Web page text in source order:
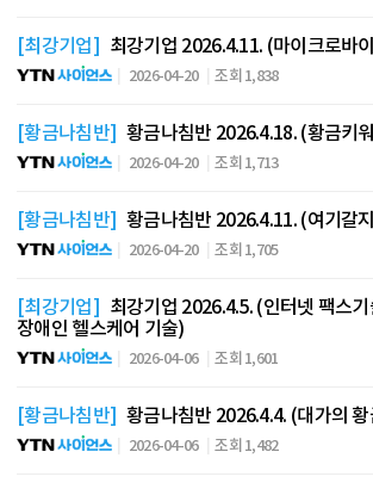
[최강기업] 최강기업 2026.4.11. (마이크로바
2026-04-20 조회 1,838
[황금나침반] 황금나침반 2026.4.18. (황금키
2026-04-20 조회 1,713
[황금나침반] 황금나침반 2026.4.11. (여기갈
2026-04-20 조회 1,705
[최강기업] 최강기업 2026.4.5. (인터넷 팩스
장애인 헬스케어 기술)
2026-04-06 조회 1,601
[황금나침반] 황금나침반 2026.4.4. (대가의
2026-04-06 조회 1,482